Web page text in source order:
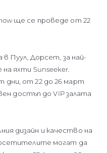
ще се проведе от 22
в Пуул, Дорсет, за най-
яхти Sunseeker.
от 22 до 26 март
достъп до VIP залата
дизайн и качество на
могат да